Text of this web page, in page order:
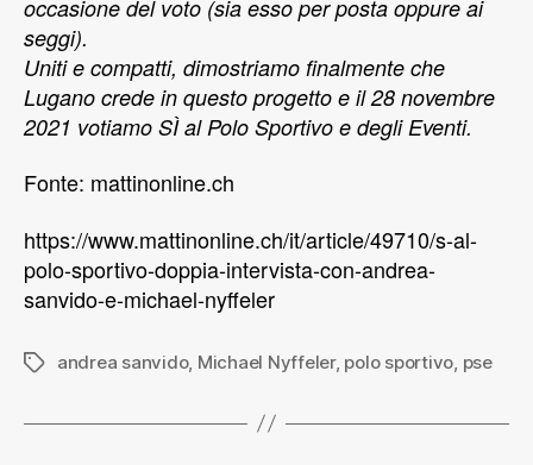
occasione del voto (sia esso per posta oppure ai
seggi).
Uniti e compatti, dimostriamo finalmente che
Lugano crede in questo progetto e il 28 novembre
2021 votiamo SÌ al Polo Sportivo e degli Eventi.
Fonte: mattinonline.ch
https://www.mattinonline.ch/it/article/49710/s-al-
polo-sportivo-doppia-intervista-con-andrea-
sanvido-e-michael-nyffeler
andrea sanvido, Michael Nyffeler, polo sportivo pse